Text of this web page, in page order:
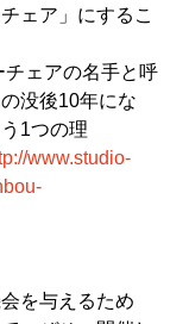
ェア」にするこ
ェアの名手と呼
没後10年にな
1つの理
www.studio-
を与えるため